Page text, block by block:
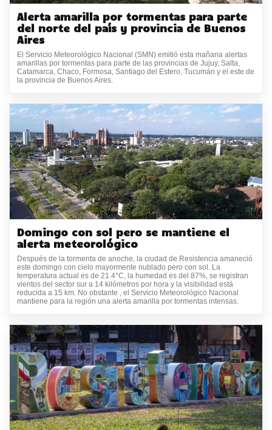
Alerta amarilla por tormentas para parte
del norte del país y provincia de Buenos
Aires
El Servicio Meteorológico Nacional (SMN) emitió esta mañana alertas
amarillas por tormentas para parte de las provincias de Jujuy, Salta,
Catamarca, Chaco, Formosa, Santiago del Estero, Tucumán y el este de
la provincia de Buenos Aires.
Domingo con sol pero se mantiene el
alerta meteorológico
Después de la tormenta de anoche, la ciudad de Resistencia amaneció
este domingo con cielo mayormente nublado pero con sol. La
temperatura actual es de 21.4°C, la humedad es del 87%, se registran
vientos del sector sur a 14 kilómetros por hora y la visibilidad está
reducida a 15 km. No obstante , el Servicio Meteorológico Nacional
mantiene para la región una alerta amarilla por tormentas intensas.